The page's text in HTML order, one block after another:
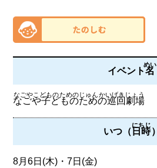
イベント名
めい
なごや子どものための巡回劇場
なごやこどものためのじゅんかいげきじょう
いつ（日時
にちじ
）
8月6日(木)・7日(金)